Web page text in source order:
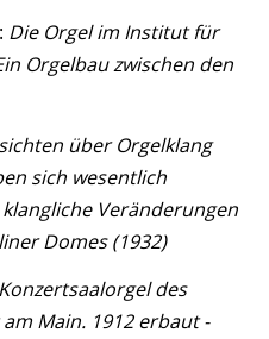
Die Orgel im Institut für
Orgelbau zwischen den
über Orgelklang
sich wesentlich
Veränderungen
Domes (1932)
des
Main. 1912 erbaut -